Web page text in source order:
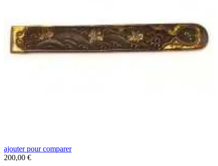
ajouter pour comparer
Prix
200,00 €